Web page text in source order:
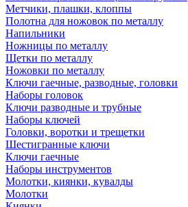
Метчики, плашки, клоппы
Полотна для ножовок по металлу
Напильники
Ножницы по металлу
Щетки по металлу
Ножовки по металлу
Ключи гаечные, разводные, головки
Наборы головок
Ключи разводные и трубные
Наборы ключей
Головки, воротки и трещетки
Шестигранные ключи
Ключи гаечные
Наборы инструментов
Молотки, киянки, кувалды
Молотки